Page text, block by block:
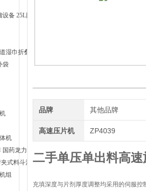
备 25L固液蒸馏器、
湿巾折叠机
袋
机
国药龙力
式料斗混合机
组
品牌 其他品牌
高速压片机 ZP4039
二手单压单出料高
充填深度与片剂厚度调整均采用的伺服控